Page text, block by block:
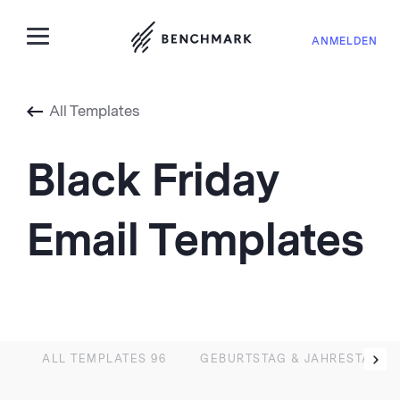
ANMELDEN
All Templates
Black Friday
Email Templates
ALL TEMPLATES 96 GEBURTSTAG & JAHRESTAG